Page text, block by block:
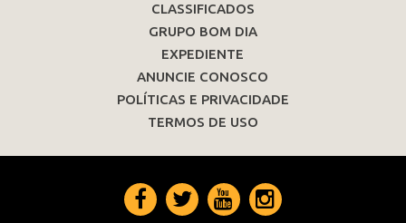
CLASSIFICADOS
GRUPO BOM DIA
EXPEDIENTE
ANUNCIE CONOSCO
POLÍTICAS E PRIVACIDADE
TERMOS DE USO